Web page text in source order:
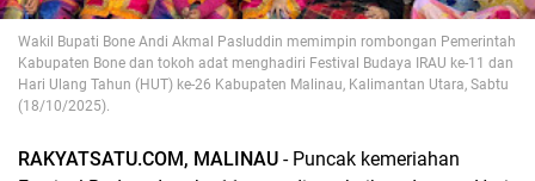
Wakil Bupati Bone Andi Akmal Pasluddin memimpin rombongan Pemerintah
Kabupaten Bone dan tokoh adat menghadiri Festival Budaya IRAU ke-11 dan
Hari Ulang Tahun (HUT) ke-26 Kabupaten Malinau, Kalimantan Utara, Sabtu
(18/10/2025).
RAKYATSATU.COM, MALINAU - Puncak kemeriahan